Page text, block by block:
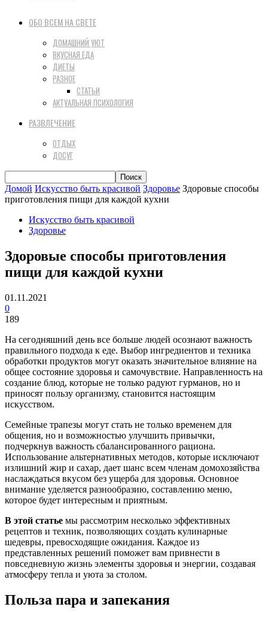
ОБО ВСЕМ НА СВЕТЕ
ДОМАШНИЙ УЮТ
ВКУСНАЯ ЕДА
ДИЕТЫ
РАЗНОЕ
СТАТЬИ
АКТУАЛЬНАЯ ПСИХОЛОГИЯ
РАЗВЛЕЧЕНИЕ
ОТДЫХ
ДОСУГ
Домой Искусство быть красивой Здоровье Здоровые способы
приготовления пищи для каждой кухни
Искусство быть красивой
Здоровье
Здоровые способы приготовления
пищи для каждой кухни
01.11.2021
0
189
На сегодняшний день все больше людей осознают важность
правильного подхода к еде. Выбор ингредиентов и техника
обработки продуктов могут оказать значительное влияние на
общее состояние здоровья и самочувствие. Направленность на
создание блюд, которые не только радуют гурманов, но и
приносят пользу организму, становится настоящим
искусством.
Семейные трапезы могут стать не только временем для
общения, но и возможностью улучшить привычки,
подчеркнув важность сбалансированного рациона.
Использование альтернативных методов, которые исключают
излишний жир и сахар, дает шанс всем членам домохозяйства
наслаждаться вкусом без ущерба для здоровья. Основное
внимание уделяется разнообразию, составлению меню,
которое будет интересным и приятным.
В этой статье мы рассмотрим несколько эффективных
рецептов и техник, позволяющих создать кулинарные
шедевры, превосходящие ожидания. Каждое из
представленных решений поможет вам привнести в
повседневную жизнь элементы здоровья и энергии, создавая
атмосферу тепла и уюта за столом.
Польза пара и запекания